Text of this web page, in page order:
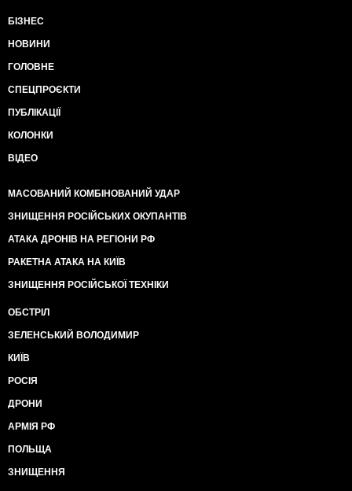
БІЗНЕС
НОВИНИ
ГОЛОВНЕ
СПЕЦПРОЄКТИ
ПУБЛІКАЦІЇ
КОЛОНКИ
ВІДЕО
МАСОВАНИЙ КОМБІНОВАНИЙ УДАР
ЗНИЩЕННЯ РОСІЙСЬКИХ ОКУПАНТІВ
АТАКА ДРОНІВ НА РЕГІОНИ РФ
РАКЕТНА АТАКА НА КИЇВ
ЗНИЩЕННЯ РОСІЙСЬКОЇ ТЕХНІКИ
ОБСТРІЛ
ЗЕЛЕНСЬКИЙ ВОЛОДИМИР
КИЇВ
РОСІЯ
ДРОНИ
АРМІЯ РФ
ПОЛЬЩА
ЗНИЩЕННЯ